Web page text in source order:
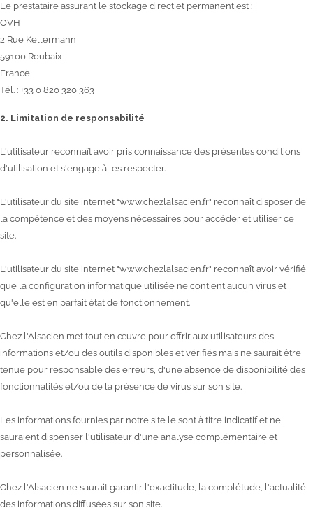
Le prestataire assurant le stockage direct et permanent est :
OVH
2 Rue Kellermann
59100 Roubaix
France
Tél. : +33 0 820 320 363
2. Limitation de responsabilité
L'utilisateur reconnaît avoir pris connaissance des présentes conditions
d'utilisation et s'engage à les respecter.
L'utilisateur du site internet "www.chezlalsacien.fr" reconnaît disposer de
la compétence et des moyens nécessaires pour accéder et utiliser ce
site.
L'utilisateur du site internet "www.chezlalsacien.fr" reconnaît avoir vérifié
que la configuration informatique utilisée ne contient aucun virus et
qu'elle est en parfait état de fonctionnement.
Chez l'Alsacien met tout en œuvre pour offrir aux utilisateurs des
informations et/ou des outils disponibles et vérifiés mais ne saurait être
tenue pour responsable des erreurs, d'une absence de disponibilité des
fonctionnalités et/ou de la présence de virus sur son site.
Les informations fournies par notre site le sont à titre indicatif et ne
sauraient dispenser l'utilisateur d'une analyse complémentaire et
personnalisée.
Chez l'Alsacien ne saurait garantir l'exactitude, la complétude, l'actualité
des informations diffusées sur son site.